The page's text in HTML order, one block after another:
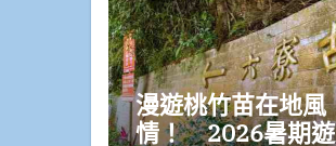
漫遊桃竹苗在地風
情！ 2026暑期遊